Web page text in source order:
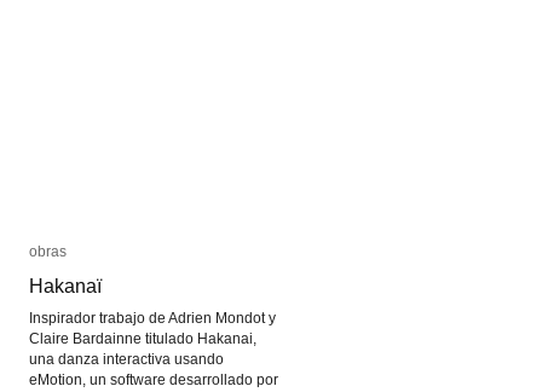
obras
Hakanaï
Inspirador trabajo de Adrien Mondot y
Claire Bardainne titulado Hakanai,
una danza interactiva usando
eMotion, un software desarrollado por
obras
Hakanaï